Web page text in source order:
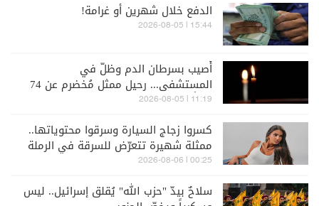
الدفع خلال شهرين أو غرامة!
15:44 | 2026-08-05
أُصيب بسرطان الدم وظلّ في
المستشفى... رحيل ممثل مُخضرم عن 74
عاماً
11:19 | 2026-08-05
كسروا زجاج السيارة وسرقوا محتوياتها..
ممثلة شهيرة تتعرّض للسرقة في الرملة
البيضاء (فيديو)
00:25 | 2026-08-06
سلاحٌ بيدّ "حزب الله" يُقلق إسرائيل.. ليس